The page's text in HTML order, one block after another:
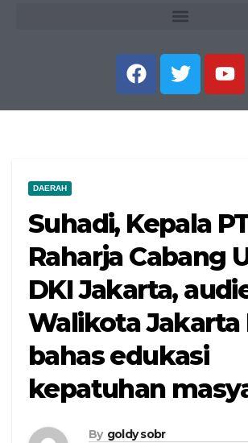
DAERAH
Suhadi, Kepala
Raharja Cabang
DKI Jakarta,
Walikota Jakarta
bahas edukasi
kepatuhan
By goldy sobr